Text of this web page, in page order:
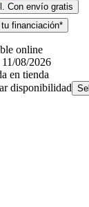
Con envío gratis
financiación*
online
08/2026
en tienda
disponibilidad